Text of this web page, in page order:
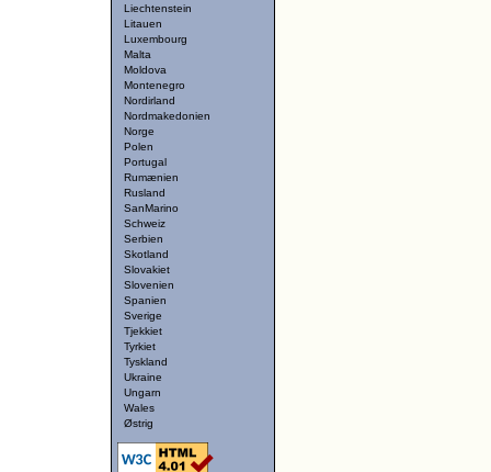
Liechtenstein
Litauen
Luxembourg
Malta
Moldova
Montenegro
Nordirland
Nordmakedonien
Norge
Polen
Portugal
Rumænien
Rusland
SanMarino
Schweiz
Serbien
Skotland
Slovakiet
Slovenien
Spanien
Sverige
Tjekkiet
Tyrkiet
Tyskland
Ukraine
Ungarn
Wales
Østrig